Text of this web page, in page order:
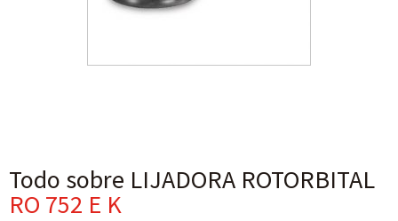
Todo sobre LIJADORA ROTORBITAL
RO 752 E K